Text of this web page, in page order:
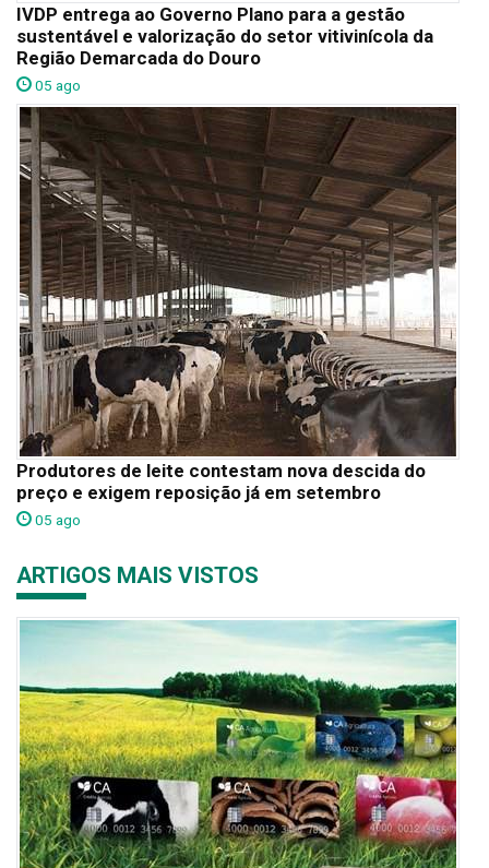
IVDP entrega ao Governo Plano para a gestão
sustentável e valorização do setor vitivinícola da
Região Demarcada do Douro
05 ago
Produtores de leite contestam nova descida do
preço e exigem reposição já em setembro
05 ago
ARTIGOS MAIS VISTOS